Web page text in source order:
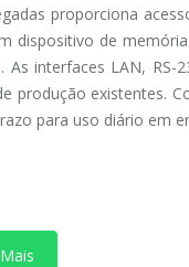
proporciona
dispositivo de
interfaces LAN,
produção existentes.
para uso diário em